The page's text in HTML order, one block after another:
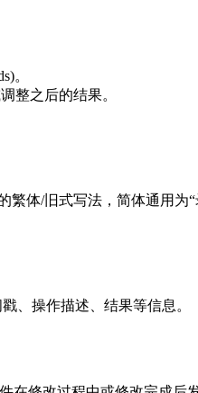
。
整之后的结果。
体/旧式写法，简体通用为“
、操作描述、结果等信息。